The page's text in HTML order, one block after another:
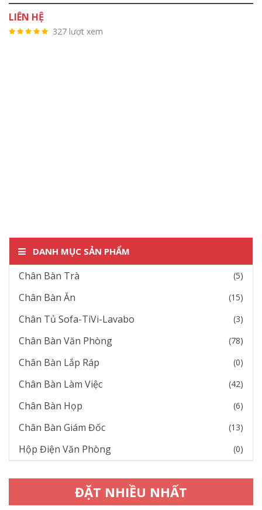
DANH MỤC SẢN PHẨM
Chân Bàn Trà (5)
Chân Bàn Ăn (15)
Chân Tủ Sofa-TiVi-Lavabo (3)
Chân Bàn Văn Phòng (78)
Chân Bàn Lắp Ráp (0)
Chân Bàn Làm Việc (42)
Chân Bàn Họp (6)
Chân Bàn Giám Đốc (13)
Hộp Điện Văn Phòng (0)
ĐẶT NHIỀU NHẤT
LIÊN HỆ
327 lượt xem